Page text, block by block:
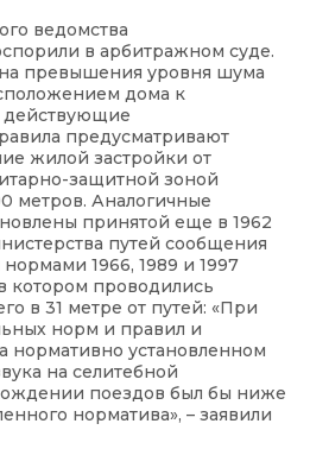
ведомства
в арбитражном суде.
превышения уровня шума
дома к
действующие
предусматривают
жилой застройки от
защитной зоной
метров. Аналогичные
принятой еще в 1962
путей сообщения
1966, 1989 и 1997
котором проводились
в 31 метре от путей: «При
норм и правил и
нормативно установленном
на селитебной
поездов был бы ниже
норматива», – заявили